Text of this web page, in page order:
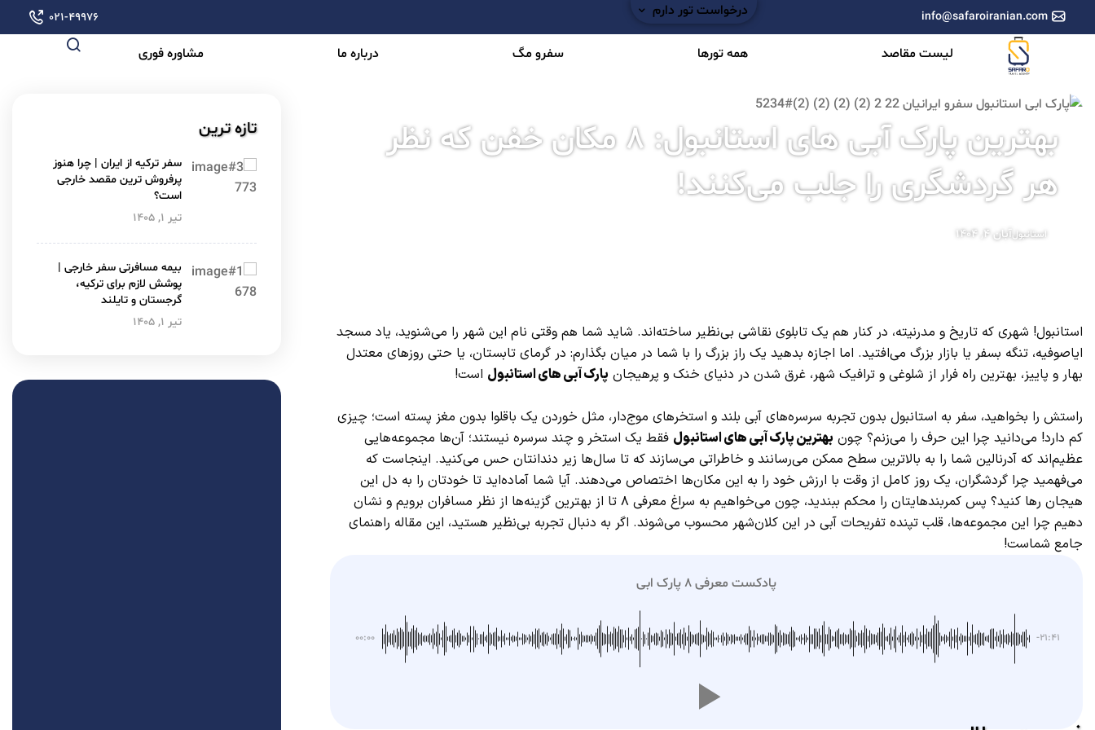
info@safaroiranian.com درخواست تور دارم ۰۲۱-۴۹۹۷۶
لیست مقاصد همه تورها سفرو مگ درباره ما مشاوره فوری
بهترین پارک آبی های استانبول: ۸ مکان خفن که نظر
هر گردشگری را جلب می‌کنند!
استانبولآبان ۴, ۱۴۰۴
استانبول! شهری که تاریخ و مدرنیته، در کنار هم یک تابلوی نقاشی بی‌نظیر ساخته‌اند. شاید شما هم وقتی نام این شهر را می‌شنوید، یاد مسجد
ایاصوفیه، تنگه بسفر یا بازار بزرگ می‌افتید. اما اجازه بدهید یک راز بزرگ را با شما در میان بگذارم: در گرمای تابستان، یا حتی روزهای معتدل
بهار و پاییز، بهترین راه فرار از شلوغی و ترافیک شهر، غرق شدن در دنیای خنک و پرهیجان پارک آبی های استانبول است!
راستش را بخواهید، سفر به استانبول بدون تجربه سرسره‌های آبی بلند و استخرهای موج‌دار، مثل خوردن یک باقلوا بدون مغز پسته است؛ چیزی
کم دارد! می‌دانید چرا این حرف را می‌زنم؟ چون بهترین پارک آبی های استانبول فقط یک استخر و چند سرسره نیستند؛ آن‌ها مجموعه‌هایی
عظیم‌اند که آدرنالین شما را به بالاترین سطح ممکن می‌رسانند و خاطراتی می‌سازند که تا سال‌ها زیر دندانتان حس می‌کنید. اینجاست که
می‌فهمید چرا گردشگران، یک روز کامل از وقت با ارزش خود را به این مکان‌ها اختصاص می‌دهند. آیا شما آماده‌اید تا خودتان را به دل این
هیجان رها کنید؟ پس کمربندهایتان را محکم ببندید، چون می‌خواهیم به سراغ معرفی ۸ تا از بهترین گزینه‌ها از نظر مسافران برویم و نشان
دهیم چرا این مجموعه‌ها، قلب تپنده تفریحات آبی در این کلان‌شهر محسوب می‌شوند. اگر به دنبال تجربه بی‌نظیر هستید، این مقاله راهنمای
جامع شماست!
پادکست معرفی ۸ پارک ابی
۰۰:۰۰ -۲۱:۴۱
تازه ترین
تیر ۱, ۱۴۰۵
سفر ترکیه از ایران | چرا هنوز
پرفروش ترین مقصد خارجی
است؟
تیر ۱, ۱۴۰۵
بیمه مسافرتی سفر خارجی |
پوشش لازم برای ترکیه،
گرجستان و تایلند